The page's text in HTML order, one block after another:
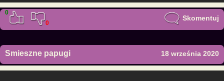
0
0
Skomentuj
Smieszne papugi 18 września 2020